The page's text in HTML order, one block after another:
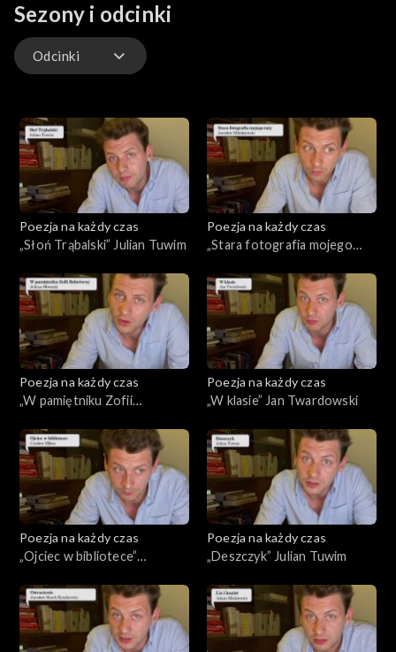
Sezony i odcinki
Odcinki
Poezja na każdy czas
„Słoń Trąbalski” Julian Tuwim
Poezja na każdy czas
„Stara fotografia mojego
Poezja na każdy czas
„W pamiętniku Zofii
Poezja na każdy czas
„W klasie” Jan Twardowski
Poezja na każdy czas
„Ojciec w bibliotece”
Poezja na każdy czas
„Deszczyk” Julian Tuwim